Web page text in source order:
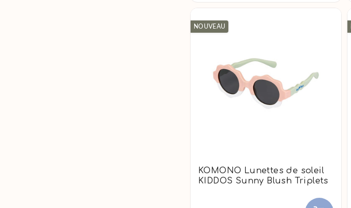
NOUVEAU
KOMONO Lunettes de soleil
KIDDOS Sunny Blush Triplets